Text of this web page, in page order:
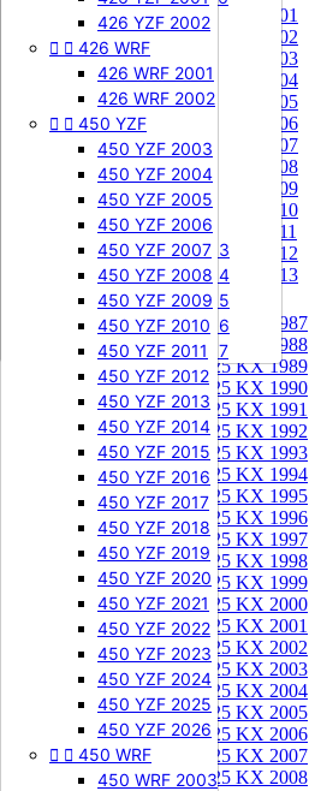
505 SXF
505 SXF 2007
505 SXF 2008
525 SXF
525 SXF 2003
525 SXF 2004
525 SXF 2005
525 SXF 2006
525 EXC-F
525 EXC-F 2003
525 EXC-F 2004
525 EXC-F 2005
525 EXC-F 2006
525 EXC-F 2007
426 YZF 2002
  426 WRF
426 WRF 2001
426 WRF 2002
  450 YZF
450 YZF 2003
450 YZF 2004
450 YZF 2005
450 YZF 2006
450 YZF 2007
450 YZF 2008
450 YZF 2009
450 YZF 2010
450 YZF 2011
450 YZF 2012
450 YZF 2013
450 YZF 2014
450 YZF 2015
450 YZF 2016
450 YZF 2017
450 YZF 2018
450 YZF 2019
450 YZF 2020
450 YZF 2021
450 YZF 2022
450 YZF 2023
450 YZF 2024
450 YZF 2025
450 YZF 2026
  450 WRF
450 WRF 2003
85 KX 2001
85 KX 2002
85 KX 2003
85 KX 2004
85 KX 2005
85 KX 2006
85 KX 2007
85 KX 2008
85 KX 2009
85 KX 2010
85 KX 2011
85 KX 2012
85 KX 2013
125 KX 
125 KX 1987
125 KX 1988
125 KX 1989
125 KX 1990
125 KX 1991
125 KX 1992
125 KX 1993
125 KX 1994
125 KX 1995
125 KX 1996
125 KX 1997
125 KX 1998
125 KX 1999
125 KX 2000
125 KX 2001
125 KX 2002
125 KX 2003
125 KX 2004
125 KX 2005
125 KX 2006
125 KX 2007
125 KX 2008